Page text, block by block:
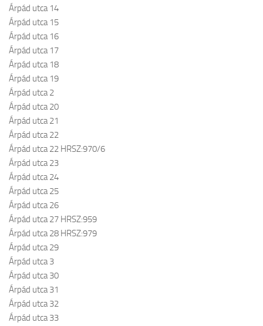
Árpád utca 14
Árpád utca 15
Árpád utca 16
Árpád utca 17
Árpád utca 18
Árpád utca 19
Árpád utca 2
Árpád utca 20
Árpád utca 21
Árpád utca 22
Árpád utca 22 HRSZ:970/6
Árpád utca 23
Árpád utca 24
Árpád utca 25
Árpád utca 26
Árpád utca 27 HRSZ:959
Árpád utca 28 HRSZ:979
Árpád utca 29
Árpád utca 3
Árpád utca 30
Árpád utca 31
Árpád utca 32
Árpád utca 33